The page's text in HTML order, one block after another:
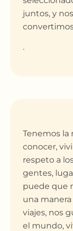
juntos, y
.
Tenemos la
conocer,
respeto a
gentes,
puede que
una
viajes, nos
el mundo,